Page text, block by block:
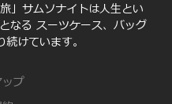
」サムソナイトは人生とい
なる スーツケース、バッグ
けています。
プ